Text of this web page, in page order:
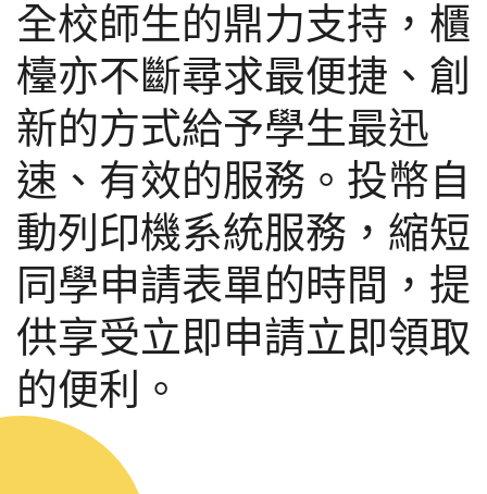
全校師生的鼎力支持，櫃
檯亦不斷尋求最便捷、創
新的方式給予學生最迅
速、有效的服務。投幣自
動列印機系統服務，縮短
同學申請表單的時間，提
供享受立即申請立即領取
的便利。